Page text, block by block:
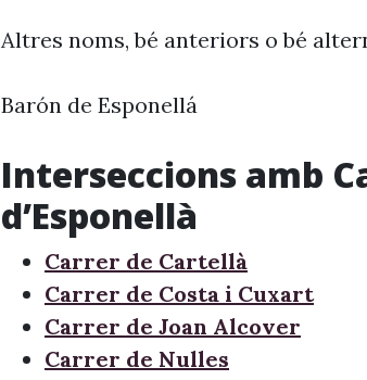
Altres noms, bé anteriors o bé
Barón de Esponellá
Interseccions amb
d’Esponellà
Carrer de Cartellà
Carrer de Costa i Cuxart
Carrer de Joan Alcover
Carrer de Nulles